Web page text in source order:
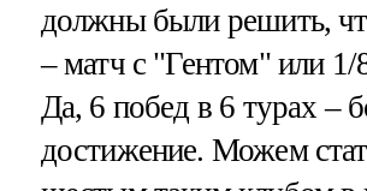
должны были решить,
– матч с "Гентом" или 1/
Да, 6 побед в 6 турах –
достижение. Можем